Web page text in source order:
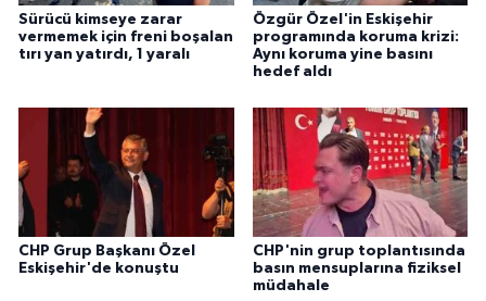
Sürücü kimseye zarar
vermemek için freni boşalan
tırı yan yatırdı, 1 yaralı
Özgür Özel'in Eskişehir
programında koruma krizi:
Aynı koruma yine basını
hedef aldı
CHP Grup Başkanı Özel
Eskişehir'de konuştu
CHP'nin grup toplantısında
basın mensuplarına fiziksel
müdahale